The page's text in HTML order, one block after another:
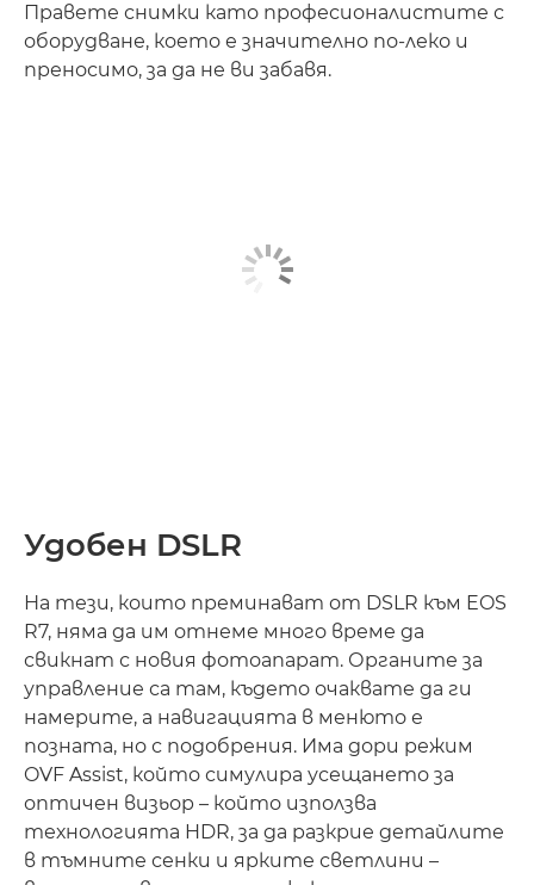
Правете снимки като професионалистите с
оборудване, което е значително по-леко и
преносимо, за да не ви забавя.
Удобен DSLR
На тези, които преминават от DSLR към EOS
R7, няма да им отнеме много време да
свикнат с новия фотоапарат. Органите за
управление са там, където очаквате да ги
намерите, а навигацията в менюто е
позната, но с подобрения. Има дори режим
OVF Assist, който симулира усещането за
оптичен визьор – който използва
технологията HDR, за да разкрие детайлите
в тъмните сенки и ярките светлини –